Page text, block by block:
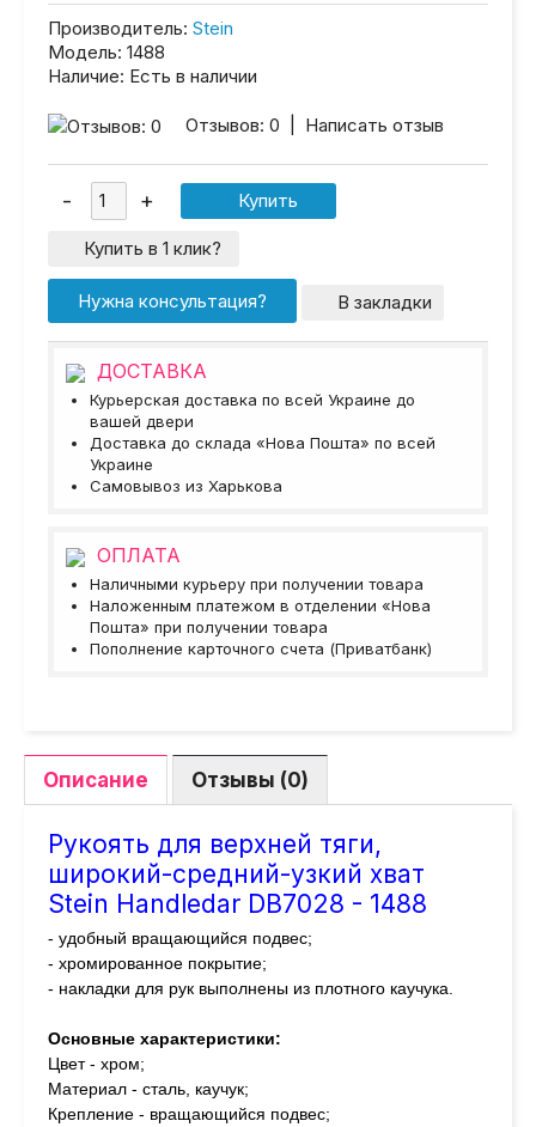
Производитель: Stein
Модель: 1488
Наличие: Есть в наличии
Отзывов: 0 Написать отзыв
Купить в 1 клик?
Нужна консультация? В закладки
ДОСТАВКА
Курьерская доставка по всей Украине до
вашей двери
Доставка до склада «Нова Пошта» по всей
Украине
Самовывоз из Харькова
ОПЛАТА
Наличными курьеру при получении товара
Наложенным платежом в отделении «Нова
Пошта» при получении товара
Пополнение карточного счета (Приватбанк)
Описание Отзывы (0)
Рукоять для верхней тяги,
широкий-средний-узкий хват
Stein Handledar DB7028 - 1488
- удобный вращающийся подвес;
- хромированное покрытие;
- накладки для рук выполнены из плотного каучука.
Основные характеристики:
Цвет - хром;
Материал - сталь, каучук;
Крепление - вращающийся подвес;